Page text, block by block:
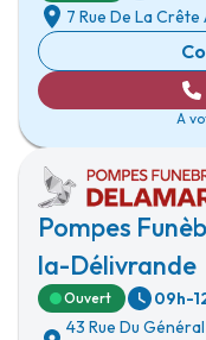
7 Rue De La Crête
A
Pompes
la-Délivrande
Ouvert 09h-
43 Rue Du